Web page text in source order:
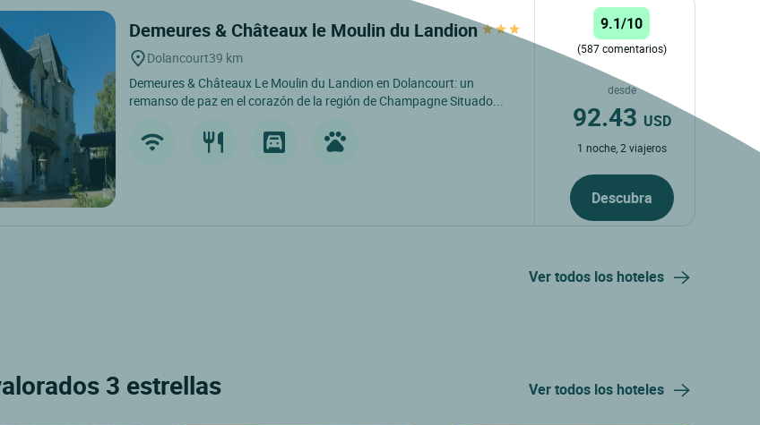
Demeures & Châteaux le Moulin du Landion
Dolancourt39 km
Demeures & Châteaux Le Moulin du Landion en Dolancourt: un
remanso de paz en el corazón de la región de Champagne Situado...
9.1/10
(587 comentarios)
desde
92.43 USD
1 noche, 2 viajeros
Descubra
Ver todos los hoteles
3 estrellas Ver todos los hoteles